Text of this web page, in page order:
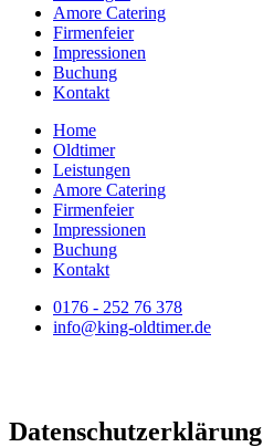
Amore Catering
Firmenfeier
Impressionen
Buchung
Kontakt
Home
Oldtimer
Leistungen
Amore Catering
Firmenfeier
Impressionen
Buchung
Kontakt
0176 - 252 76 378
info@king-oldtimer.de
Datenschutzerklärung